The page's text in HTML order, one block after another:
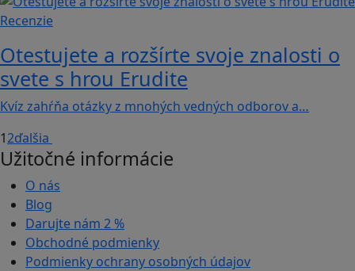
Recenzie
Otestujete a rozšírte svoje znalosti o
svete s hrou Erudite
Kvíz zahŕňa otázky z mnohých vedných odborov a…
12ďalšia
Užitočné informácie
O nás
Blog
Darujte nám 2 %
Obchodné podmienky
Podmienky ochrany osobných údajov